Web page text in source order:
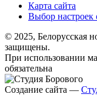
Карта сайта
Выбор настроек
© 2025, Белорусская
защищены.
При использовании
обязательна
Создание сайта —